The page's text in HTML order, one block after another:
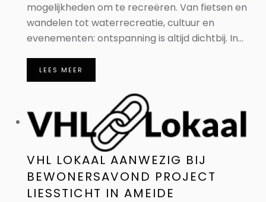
mogelijkheden om te recreëren. Van fietsen en
wandelen tot waterrecreatie, cultuur en
evenementen: ontspanning is altijd dichtbij. In...
LEES MEER
VHL LOKAAL AANWEZIG BIJ
BEWONERSAVOND PROJECT
LIESSTICHT IN AMEIDE